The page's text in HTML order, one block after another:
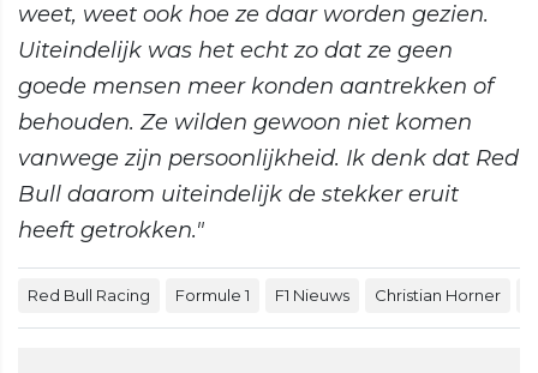
weet, weet ook hoe ze daar worden gezien.
Uiteindelijk was het echt zo dat ze geen
goede mensen meer konden aantrekken of
behouden. Ze wilden gewoon niet komen
vanwege zijn persoonlijkheid. Ik denk dat Red
Bull daarom uiteindelijk de stekker eruit
heeft getrokken."
Red Bull Racing Formule 1 F1 Nieuws Christian Horner